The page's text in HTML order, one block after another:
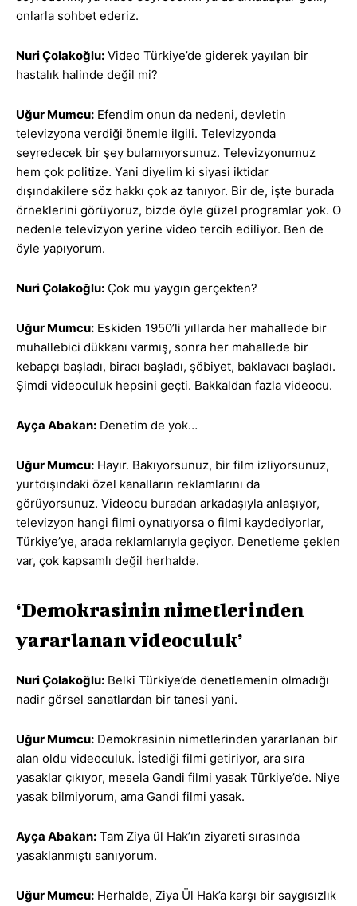
onlarla sohbet ederiz.
Nuri Çolakoğlu: Video Türkiye’de giderek yayılan bir
hastalık halinde değil mi?
Uğur Mumcu: Efendim onun da nedeni, devletin
televizyona verdiği önemle ilgili. Televizyonda
seyredecek bir şey bulamıyorsunuz. Televizyonumuz
hem çok politize. Yani diyelim ki siyasi iktidar
dışındakilere söz hakkı çok az tanıyor. Bir de, işte burada
örneklerini görüyoruz, bizde öyle güzel programlar yok. O
nedenle televizyon yerine video tercih ediliyor. Ben de
öyle yapıyorum.
Nuri Çolakoğlu: Çok mu yaygın gerçekten?
Uğur Mumcu: Eskiden 1950’li yıllarda her mahallede bir
muhallebici dükkanı varmış, sonra her mahallede bir
kebapçı başladı, biracı başladı, şöbiyet, baklavacı başladı.
Şimdi videoculuk hepsini geçti. Bakkaldan fazla videocu.
Ayça Abakan: Denetim de yok…
Uğur Mumcu: Hayır. Bakıyorsunuz, bir film izliyorsunuz,
yurtdışındaki özel kanalların reklamlarını da
görüyorsunuz. Videocu buradan arkadaşıyla anlaşıyor,
televizyon hangi filmi oynatıyorsa o filmi kaydediyorlar,
Türkiye’ye, arada reklamlarıyla geçiyor. Denetleme şeklen
var, çok kapsamlı değil herhalde.
‘Demokrasinin nimetlerinden
yararlanan videoculuk’
Nuri Çolakoğlu: Belki Türkiye’de denetlemenin olmadığı
nadir görsel sanatlardan bir tanesi yani.
Uğur Mumcu: Demokrasinin nimetlerinden yararlanan bir
alan oldu videoculuk. İstediği filmi getiriyor, ara sıra
yasaklar çıkıyor, mesela Gandi filmi yasak Türkiye’de. Niye
yasak bilmiyorum, ama Gandi filmi yasak.
Ayça Abakan: Tam Ziya ül Hak’ın ziyareti sırasında
yasaklanmıştı sanıyorum.
Uğur Mumcu: Herhalde, Ziya Ül Hak’a karşı bir saygısızlık